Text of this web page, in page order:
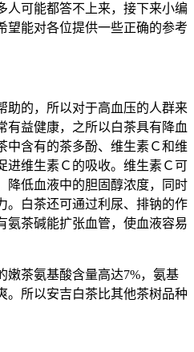
人可能都答不上来，接下来小编
望能对各位提供一些正确的参考
助的，所以对于高血压的人群来
有益健康，之所以白茶具有降血
中含有的茶多酚、维生素Ｃ和维
进维生素Ｃ的吸收。维生素Ｃ可
降低血液中的胆固醇浓度，同时
。白茶还可通过利尿、排钠的作
氨茶碱能扩张血管，使血液容易
嫩茶氨基酸含量高达7%，氨基
。所以安吉白茶比其他茶树品种